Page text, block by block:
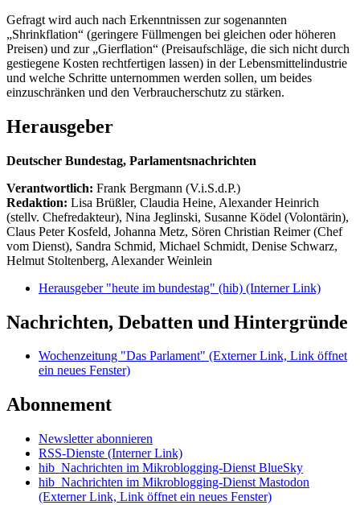
Gefragt wird auch nach Erkenntnissen zur sogenannten
„Shrinkflation“ (geringere Füllmengen bei gleichen oder höheren
Preisen) und zur „Gierflation“ (Preisaufschläge, die sich nicht durch
gestiegene Kosten rechtfertigen lassen) in der Lebensmittelindustrie
und welche Schritte unternommen werden sollen, um beides
einzuschränken und den Verbraucherschutz zu stärken.
Herausgeber
Deutscher Bundestag, Parlamentsnachrichten
Verantwortlich: Frank Bergmann (V.i.S.d.P.)
Redaktion: Lisa Brüßler, Claudia Heine, Alexander Heinrich
(stellv. Chefredakteur), Nina Jeglinski, Susanne Ködel (Volontärin),
Claus Peter Kosfeld, Johanna Metz, Sören Christian Reimer (Chef
vom Dienst), Sandra Schmid, Michael Schmidt, Denise Schwarz,
Helmut Stoltenberg, Alexander Weinlein
Herausgeber "heute im bundestag" (hib) (Interner Link)
Nachrichten, Debatten und Hintergründe
Wochenzeitung "Das Parlament" (Externer Link, Link öffnet
ein neues Fenster)
Abonnement
Newsletter abonnieren
RSS-Dienste (Interner Link)
hib_Nachrichten im Mikroblogging-Dienst BlueSky
hib_Nachrichten im Mikroblogging-Dienst Mastodon
(Externer Link, Link öffnet ein neues Fenster)